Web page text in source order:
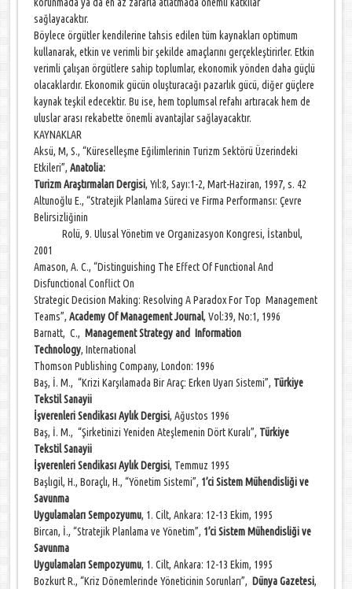
sağlayacaktır.
Böylece örgütler kendilerine tahsis edilen tüm kaynakları optimum
kullanarak, etkin ve verimli bir şekilde amaçlarını gerçekleştirirler. Etkin
verimli çalışan örgütlere sahip toplumlar, ekonomik yönden daha güçlü
olacaklardır. Ekonomik gücün oluşturacağı pazarlık gücü, diğer güçlere
kaynak teşkil edecektir. Bu ise, hem toplumsal refahı artıracak hem de
uluslar arası rekabette önemli avantajlar sağlayacaktır.
KAYNAKLAR
Aksü, M, S., “Küreselleşme Eğilimlerinin Turizm Sektörü Üzerindeki
Etkileri”,Anatolia:
Turizm Araştırmaları Dergisi, Yıl:8, Sayı:1-2, Mart-Haziran, 1997, s. 42
Altunoğlu E., “Stratejik Planlama Süreci ve Firma Performansı: Çevre
Belirsizliğinin
Rolü, 9. Ulusal Yönetim ve Organizasyon Kongresi, İstanbul,
2001
Amason, A. C., “Distinguishing The Effect Of Functional And
Disfunctional Conflict On
Strategic Decision Making: Resolving A Paradox For Top Management
Teams”, Academy Of Management Journal, Vol:39, No:1, 1996
Barnatt, C.,Management Strategy and Information
Technology, International
Thomson Publishing Company, London: 1996
Baş, İ. M., “Krizi Karşılamada Bir Araç: Erken Uyarı Sistemi”, Türkiye
Tekstil Sanayii
İşverenleri Sendikası Aylık Dergisi, Ağustos 1996
Baş, İ. M., “Şirketinizi Yeniden Ateşlemenin Dört Kuralı”, Türkiye
Tekstil Sanayii
İşverenleri Sendikası Aylık Dergisi, Temmuz 1995
Başlıgil, H., Boraçlı, H., “Yönetim Sistemi”, 1’ci Sistem Mühendisliği ve
Savunma
Uygulamaları Sempozyumu, 1. Cilt, Ankara: 12-13 Ekim, 1995
Bircan, İ., “Stratejik Planlama ve Yönetim”, 1’ci Sistem Mühendisliği ve
Savunma
Uygulamaları Sempozyumu, 1. Cilt, Ankara: 12-13 Ekim, 1995
Bozkurt R., “Kriz Dönemlerinde Yöneticinin Sorunları”,Dünya Gazetesi,